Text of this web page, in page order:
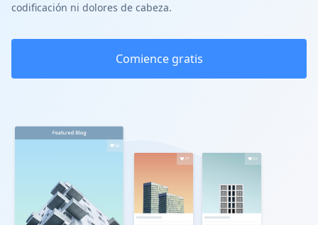
codificación ni dolores de cabeza.
Comience gratis